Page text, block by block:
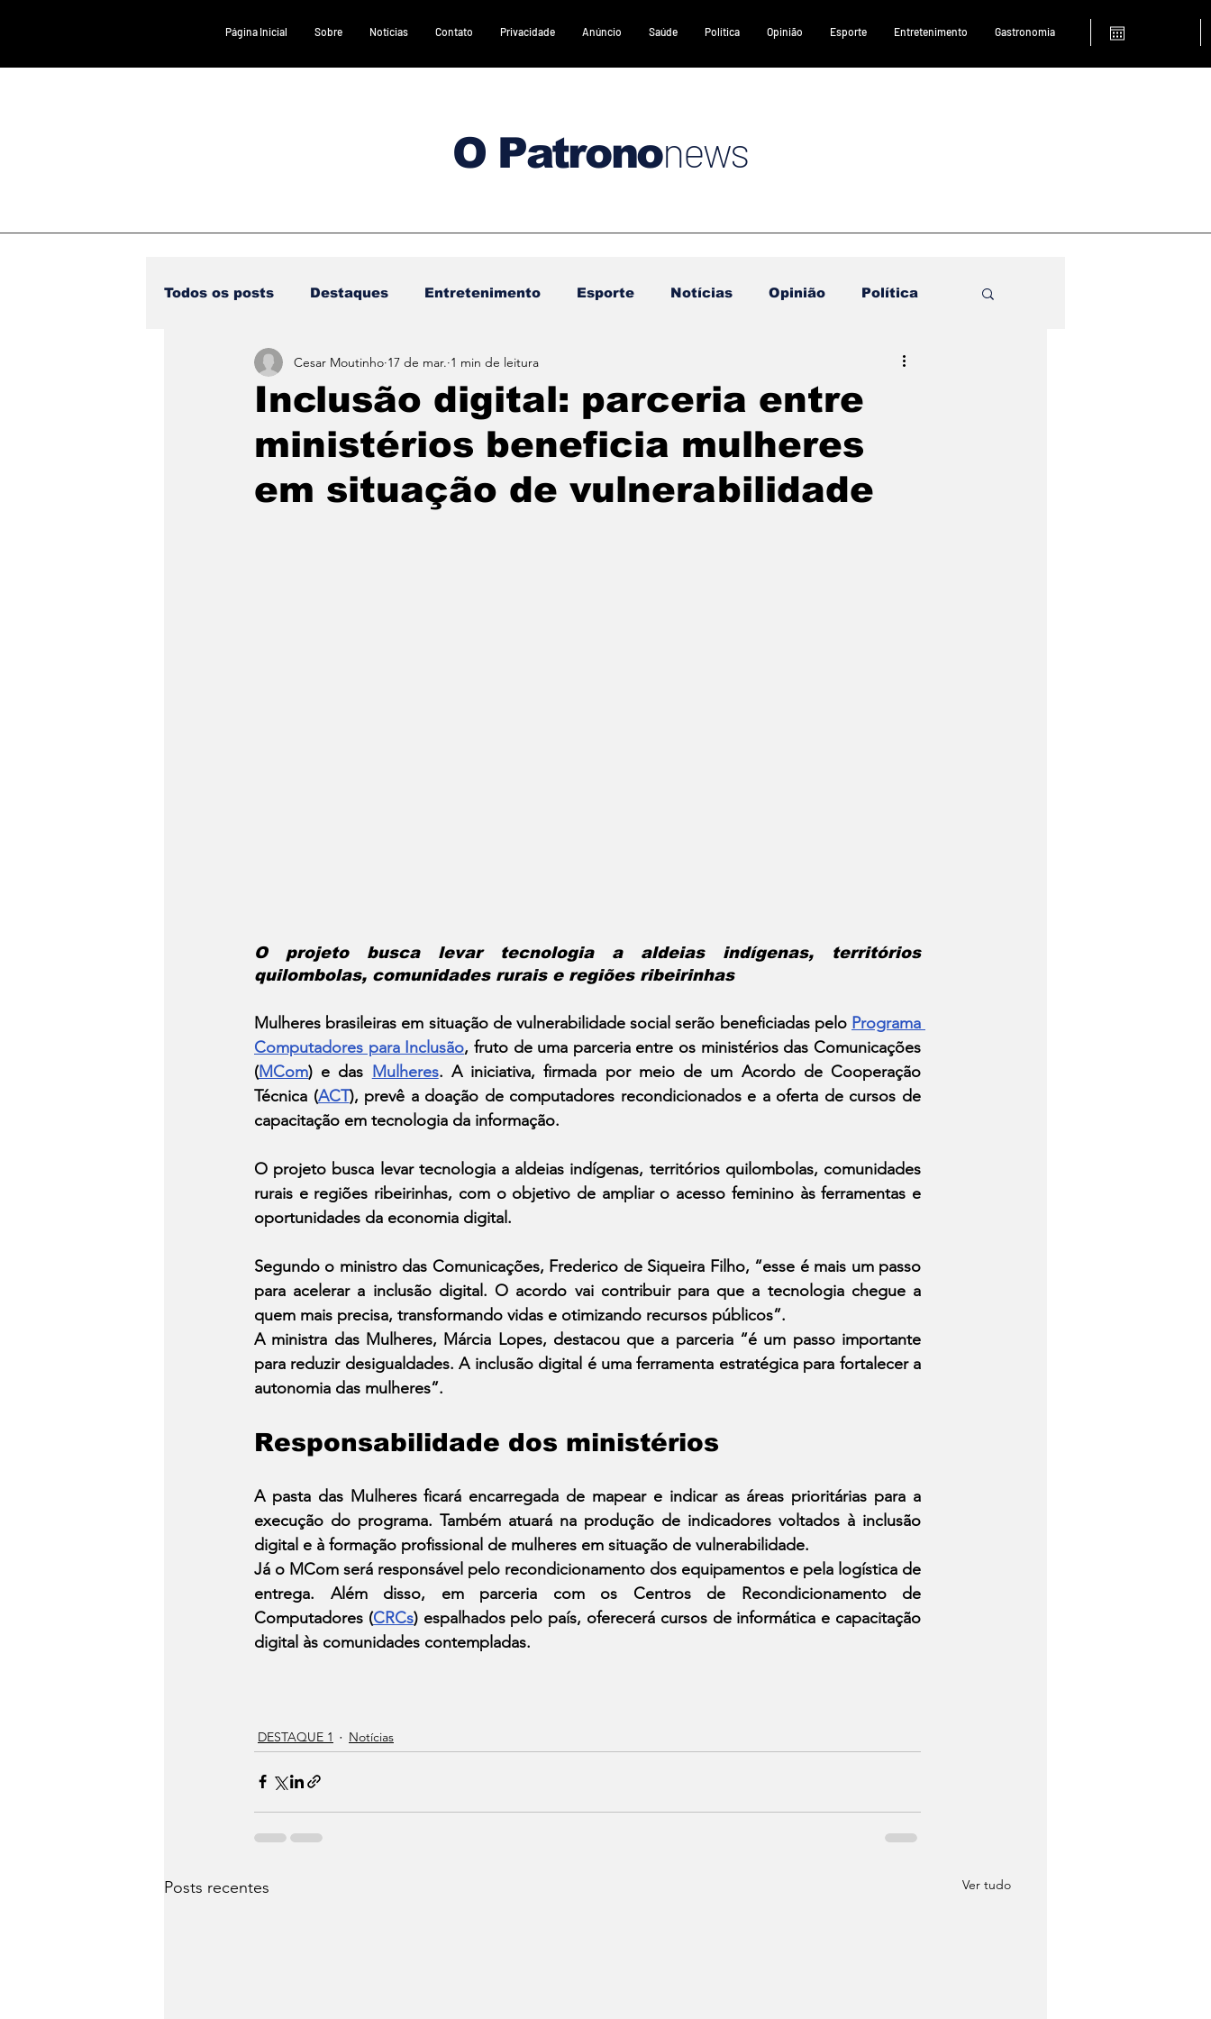
Página Inicial Sobre Notícias Contato Privacidade Anúncio Saúde Política Opinião Esporte Entretenimento Gastronomia
O Patrononews
Todos os posts Destaques Entretenimento Esporte Notícias Opinião Política
DESTAQUE 1 DESTAQUES 2
Inclusão digital: parceria entre
ministérios beneficia mulheres
em situação de vulnerabilidade
Cesar Moutinho 17 de mar. 1 min de leitura
O projeto busca levar tecnologia a aldeias indígenas, territórios
quilombolas, comunidades rurais e regiões ribeirinhas
Mulheres brasileiras em situação de vulnerabilidade social serão beneficiadas pelo Programa
Computadores para Inclusão, fruto de uma parceria entre os ministérios das Comunicações
(MCom) e das Mulheres. A iniciativa, firmada por meio de um Acordo de Cooperação
Técnica (ACT), prevê a doação de computadores recondicionados e a oferta de cursos de
capacitação em tecnologia da informação.
O projeto busca levar tecnologia a aldeias indígenas, territórios quilombolas, comunidades
rurais e regiões ribeirinhas, com o objetivo de ampliar o acesso feminino às ferramentas e
oportunidades da economia digital.
Segundo o ministro das Comunicações, Frederico de Siqueira Filho, “esse é mais um passo
para acelerar a inclusão digital. O acordo vai contribuir para que a tecnologia chegue a
quem mais precisa, transformando vidas e otimizando recursos públicos”.
A ministra das Mulheres, Márcia Lopes, destacou que a parceria “é um passo importante
para reduzir desigualdades. A inclusão digital é uma ferramenta estratégica para fortalecer a
autonomia das mulheres”.
Responsabilidade dos ministérios
A pasta das Mulheres ficará encarregada de mapear e indicar as áreas prioritárias para a
execução do programa. Também atuará na produção de indicadores voltados à inclusão
digital e à formação profissional de mulheres em situação de vulnerabilidade.
Já o MCom será responsável pelo recondicionamento dos equipamentos e pela logística de
entrega. Além disso, em parceria com os Centros de Recondicionamento de
Computadores (CRCs) espalhados pelo país, oferecerá cursos de informática e capacitação
digital às comunidades contempladas.
DESTAQUE 1 Notícias
Posts recentes Ver tudo